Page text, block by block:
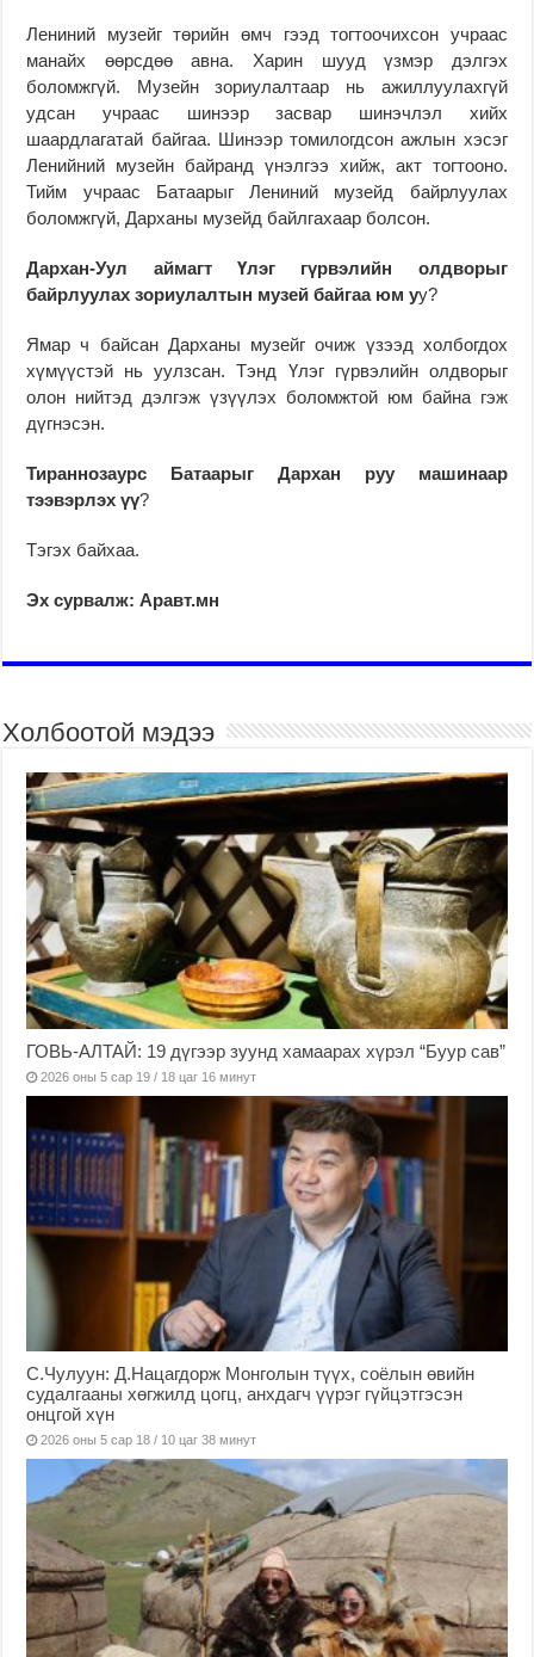
Лениний музейг төрийн өмч гээд тогтоочихсон учраас
манайх өөрсдөө авна. Харин шууд үзмэр дэлгэх
боломжгүй. Музейн зориулалтаар нь ажиллуулахгүй
удсан учраас шинээр засвар шинэчлэл хийх
шаардлагатай байгаа. Шинээр томилогдсон ажлын хэсэг
Ленийний музейн байранд үнэлгээ хийж, акт тогтооно.
Тийм учраас Батаарыг Лениний музейд байрлуулах
боломжгүй, Дарханы музейд байлгахаар болсон.
Дархан-Уул аймагт Үлэг гүрвэлийн олдворыг
байрлуулах зориулалтын музей байгаа юм уу?
Ямар ч байсан Дарханы музейг очиж үзээд холбогдох
хүмүүстэй нь уулзсан. Тэнд Үлэг гүрвэлийн олдворыг
олон нийтэд дэлгэж үзүүлэх боломжтой юм байна гэж
дүгнэсэн.
Тираннозаурс Батаарыг Дархан руу машинаар
тээвэрлэх үү?
Тэгэх байхаа.
Эх сурвалж: Аравт.мн
Холбоотой мэдээ
ГОВЬ-АЛТАЙ: 19 дүгээр зуунд хамаарах хүрэл “Буур сав”
2026 оны 5 сар 19 / 18 цаг 16 минут
С.Чулуун: Д.Нацагдорж Монголын түүх, соёлын өвийн
судалгааны хөгжилд цогц, анхдагч үүрэг гүйцэтгэсэн
онцгой хүн
2026 оны 5 сар 18 / 10 цаг 38 минут